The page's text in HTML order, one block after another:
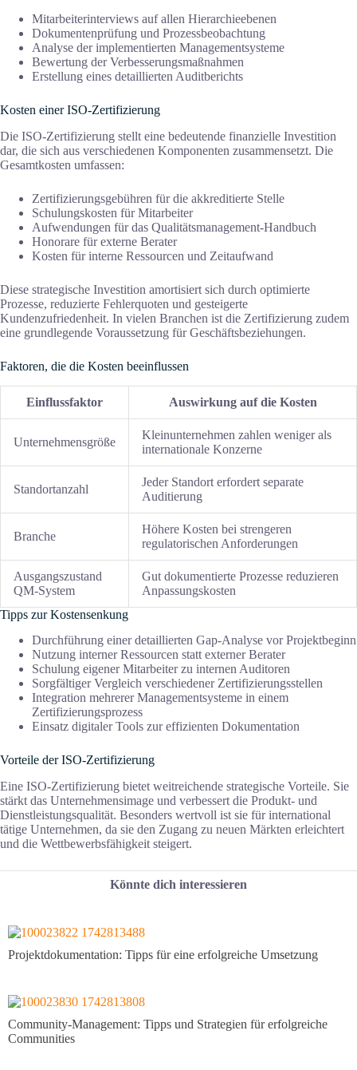
Mitarbeiterinterviews auf allen Hierarchieebenen
Dokumentenprüfung und Prozessbeobachtung
Analyse der implementierten Managementsysteme
Bewertung der Verbesserungsmaßnahmen
Erstellung eines detaillierten Auditberichts
Kosten einer ISO-Zertifizierung
Die ISO-Zertifizierung stellt eine bedeutende finanzielle Investition
dar, die sich aus verschiedenen Komponenten zusammensetzt. Die
Gesamtkosten umfassen:
Zertifizierungsgebühren für die akkreditierte Stelle
Schulungskosten für Mitarbeiter
Aufwendungen für das Qualitätsmanagement-Handbuch
Honorare für externe Berater
Kosten für interne Ressourcen und Zeitaufwand
Diese strategische Investition amortisiert sich durch optimierte
Prozesse, reduzierte Fehlerquoten und gesteigerte
Kundenzufriedenheit. In vielen Branchen ist die Zertifizierung zudem
eine grundlegende Voraussetzung für Geschäftsbeziehungen.
Faktoren, die die Kosten beeinflussen
Einflussfaktor Auswirkung auf die Kosten
Unternehmensgröße
Kleinunternehmen zahlen weniger als
internationale Konzerne
Standortanzahl
Jeder Standort erfordert separate
Auditierung
Branche
Höhere Kosten bei strengeren
regulatorischen Anforderungen
Ausgangszustand
QM-System
Gut dokumentierte Prozesse reduzieren
Anpassungskosten
Tipps zur Kostensenkung
Durchführung einer detaillierten Gap-Analyse vor Projektbeginn
Nutzung interner Ressourcen statt externer Berater
Schulung eigener Mitarbeiter zu internen Auditoren
Sorgfältiger Vergleich verschiedener Zertifizierungsstellen
Integration mehrerer Managementsysteme in einem
Zertifizierungsprozess
Einsatz digitaler Tools zur effizienten Dokumentation
Vorteile der ISO-Zertifizierung
Eine ISO-Zertifizierung bietet weitreichende strategische Vorteile. Sie
stärkt das Unternehmensimage und verbessert die Produkt- und
Dienstleistungsqualität. Besonders wertvoll ist sie für international
tätige Unternehmen, da sie den Zugang zu neuen Märkten erleichtert
und die Wettbewerbsfähigkeit steigert.
Könnte dich interessieren
Projektdokumentation: Tipps für eine erfolgreiche Umsetzung
Community-Management: Tipps und Strategien für erfolgreiche
Communities